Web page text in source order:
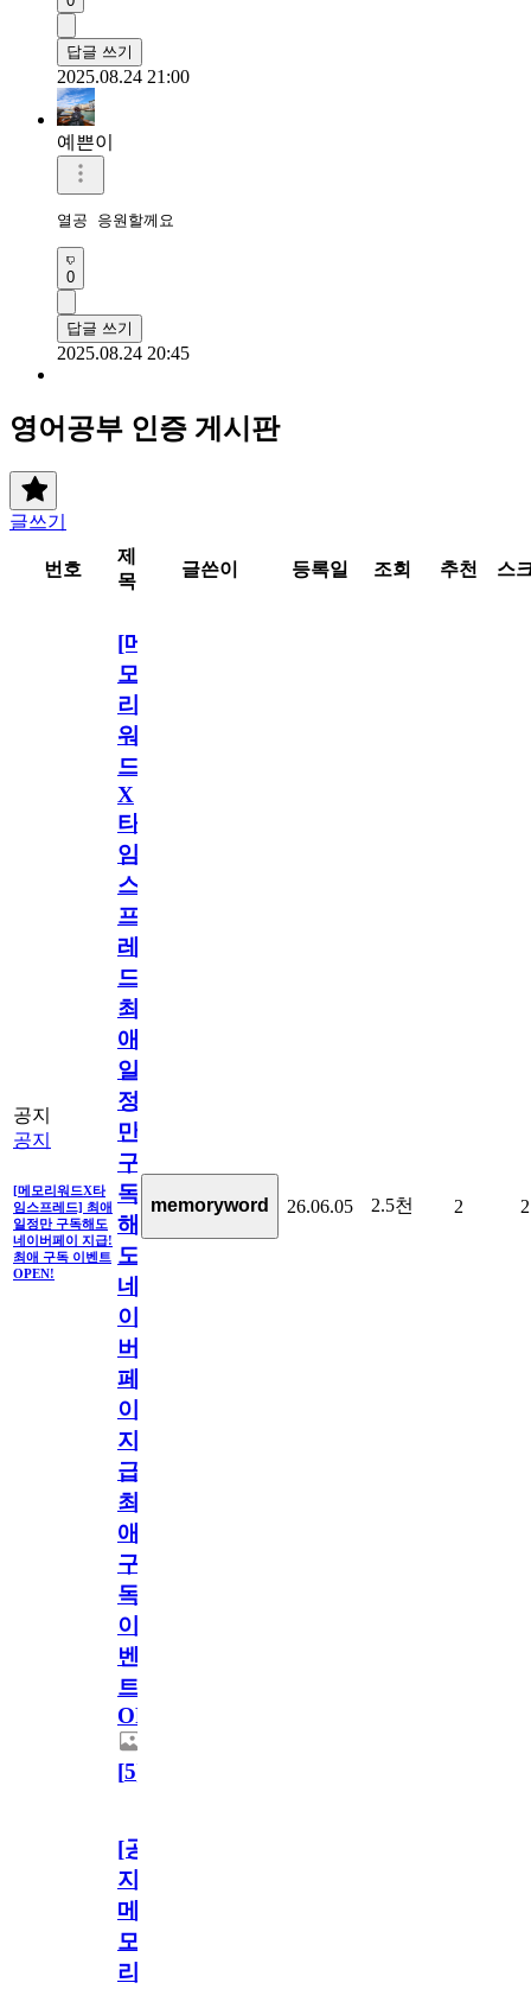
답글 쓰기
2025.08.24 21:00
예쁜이
열공 응원할께요
0
답글 쓰기
2025.08.24 20:45
영어공부 인증 게시판
글쓰기
번호
제
목
글쓴이 등록일 조회 추천 스
공지
공지
[메모리워드X타
임스프레드] 최애
일정만 구독해도
네이버페이 지급!
최애 구독 이벤트
OPEN!
[메
모
리
워
드
X
타
임
스
프
레
드]
최
애
일
정
만
구
독
해
도
네
이
버
페
이
지
급!
최
애
구
독
이
벤
트
OPEN!
[5]
memoryword 26.06.05 2.5천 2 2
[공
지]
메
모
리